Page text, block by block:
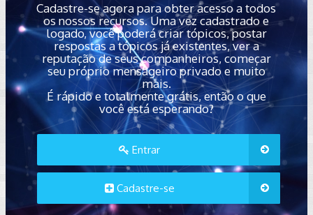
Cadastre-se agora para obter acesso a todos
os nossos recursos. Uma vez cadastrado e
logado, você poderá criar tópicos, postar
respostas a tópicos já existentes, ver a
reputação de seus companheiros, começar
seu próprio mensageiro privado e muito
mais.
É rápido e totalmente grátis, então o que
você está esperando?
Entrar
Cadastre-se